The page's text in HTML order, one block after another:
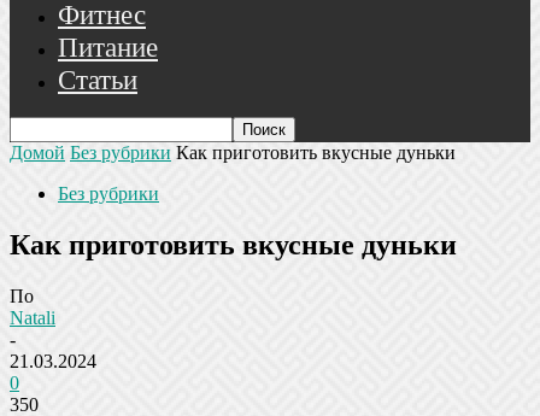
Фитнес
Питание
Статьи
Домой Без рубрики Как приготовить вкусные дуньки
Без рубрики
Как приготовить вкусные дуньки
По
Natali
-
21.03.2024
0
350